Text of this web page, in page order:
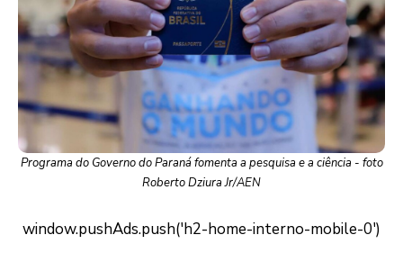
Programa do Governo do Paraná fomenta a pesquisa e a ciência - foto
Roberto Dziura Jr/AEN